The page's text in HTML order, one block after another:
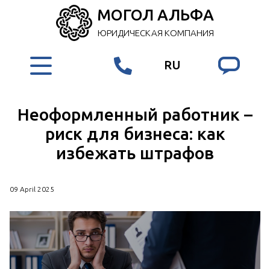
МОГОЛ АЛЬФА
ЮРИДИЧЕСКАЯ КОМПАНИЯ
RU
Неоформленный работник –
риск для бизнеса: как
избежать штрафов
09 April 2025